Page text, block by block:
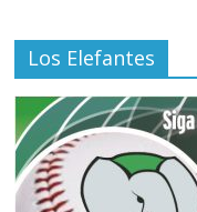
Los Elefantes